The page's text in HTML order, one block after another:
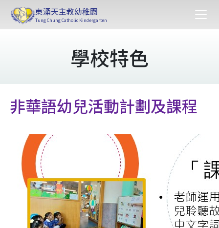
東涌天主教幼稚園
Tung Chung Catholic Kindergarten
學校特色
非華語幼兒活動計劃及課程